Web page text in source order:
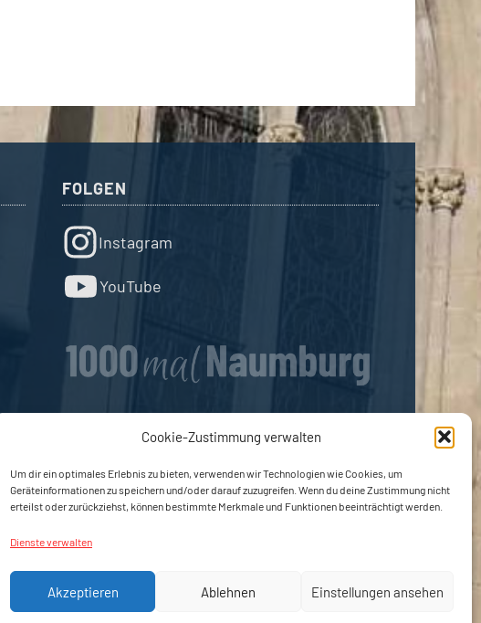
Cookie-Zustimmung verwalten
Um dir ein optimales Erlebnis zu bieten, verwenden wir Technologien wie Cookies, um
Geräteinformationen zu speichern und/oder darauf zuzugreifen. Wenn du deine Zustimmung nicht
erteilst oder zurückziehst, können bestimmte Merkmale und Funktionen beeinträchtigt werden.
Dienste verwalten
Akzeptieren Ablehnen Einstellungen ansehen
FOLGEN
Instagram
YouTube